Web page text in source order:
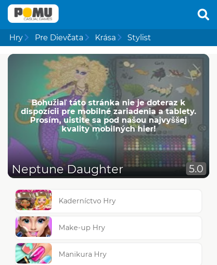
Hry Pre Dievčata Krása Stylist
Bohužiaľ táto stránka nie je doteraz k
dispozícii pre mobilné zariadenia a tablety.
Prosím, uistite sa pod našou najvyššej
kvality mobilných hier!
Neptune Daughter 5.0
Kaderníctvo Hry
Make-up Hry
Manikura Hry